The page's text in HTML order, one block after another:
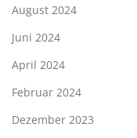
August 2024
Juni 2024
April 2024
Februar 2024
Dezember 2023